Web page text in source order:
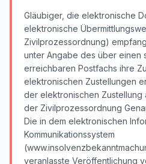
Gläubiger, die elektronische
elektronische
Zivilprozessordnung)
unter Angabe des über einen
erreichbaren Postfachs ihre
elektronischen Zustellungen
der elektronischen Zustellung
der Zivilprozessordnung
Die in dem elektronischen
Kommunikationssystem
veranlasste Veröffentlichung